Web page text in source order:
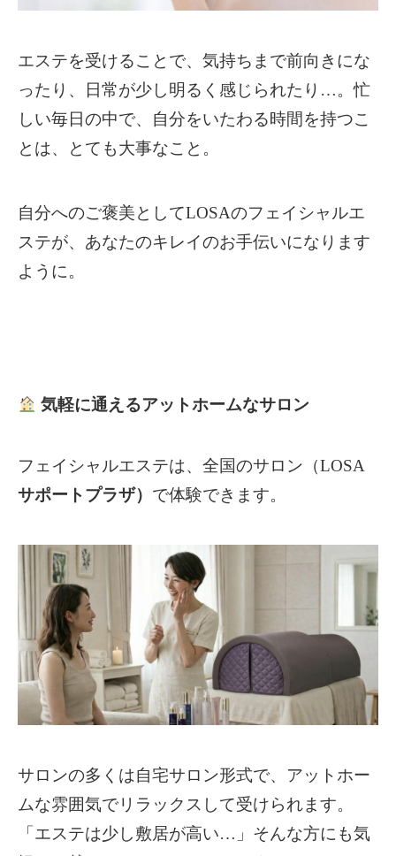
エステを受けることで、気持ちまで前向きにな
ったり、日常が少し明るく感じられたり…。忙
しい毎日の中で、自分をいたわる時間を持つこ
とは、とても大事なこと。
自分へのご褒美としてLOSAのフェイシャルエ
ステが、あなたのキレイのお手伝いになります
ように。
気軽に通えるアットホームなサロン
フェイシャルエステは、全国のサロン（LOSA
サポートプラザ） で体験できます。
サロンの多くは自宅サロン形式で、アットホー
ムな雰囲気でリラックスして受けられます。
「エステは少し敷居が高い…」そんな方にも気